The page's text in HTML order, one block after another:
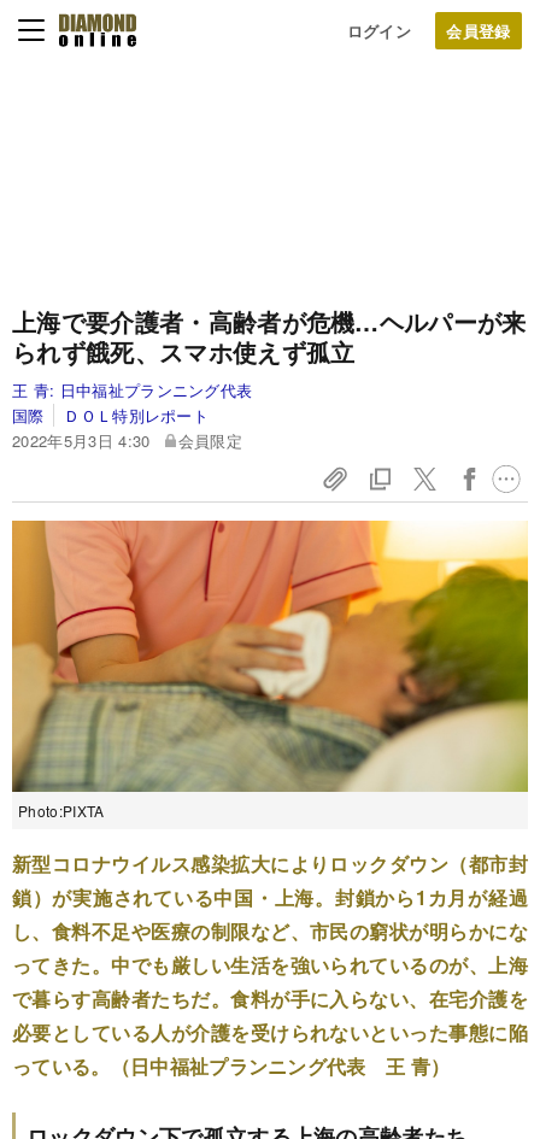
ログイン
上海で要介護者・高齢者が危機…ヘルパーが来
られず餓死、スマホ使えず孤立
王 青: 日中福祉プランニング代表
国際
ＤＯＬ特別レポート
2022年5月3日 4:30
会員限定
Photo:PIXTA
新型コロナウイルス感染拡大によりロックダウン（都市封
鎖）が実施されている中国・上海。封鎖から1カ月が経過
し、食料不足や医療の制限など、市民の窮状が明らかにな
ってきた。中でも厳しい生活を強いられているのが、上海
で暮らす高齢者たちだ。食料が手に入らない、在宅介護を
必要としている人が介護を受けられないといった事態に陥
っている。（日中福祉プランニング代表 王 青）